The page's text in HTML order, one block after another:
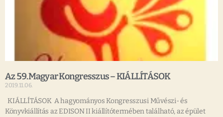
Az 59.Magyar Kongresszus – KIÁLLÍTÁSOK
2019.11.06.
KIÁLLÍTÁSOK A hagyományos Kongresszusi Művészi- és
Könyvkiállítás az EDISON II kiállítótermében található, az épület